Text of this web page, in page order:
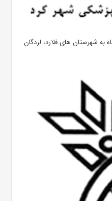
شهرستان های فلارد، لردگان